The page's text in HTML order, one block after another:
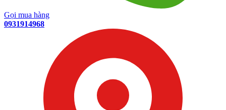
Gọi mua hàng
0931914968